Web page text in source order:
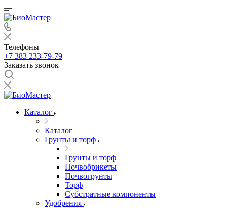
Телефоны
+7 383 233-79-79
Заказать звонок
Каталог
Каталог
Грунты и торф
Грунты и торф
Почвобрикеты
Почвогрунты
Торф
Субстратные компоненты
Удобрения